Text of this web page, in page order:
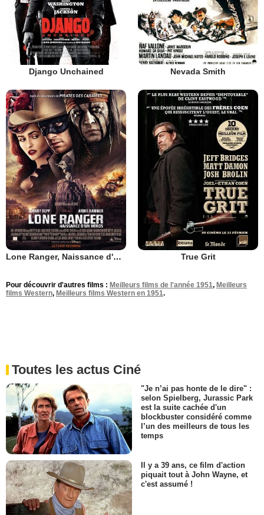
Django Unchained Nevada Smith
Lone Ranger, Naissance d'un héros True Grit
Pour découvrir d'autres films : Meilleurs films de l'année 1951, Meilleurs
films Western, Meilleurs films Western en 1951.
Toutes les actus Ciné
"Je n’ai pas honte de le dire" :
selon Spielberg, Jurassic Park
est la suite cachée d'un
blockbuster considéré comme
l’un des meilleurs de tous les
temps
Il y a 39 ans, ce film d'action
piquait tout à John Wayne, et
c'est assumé !